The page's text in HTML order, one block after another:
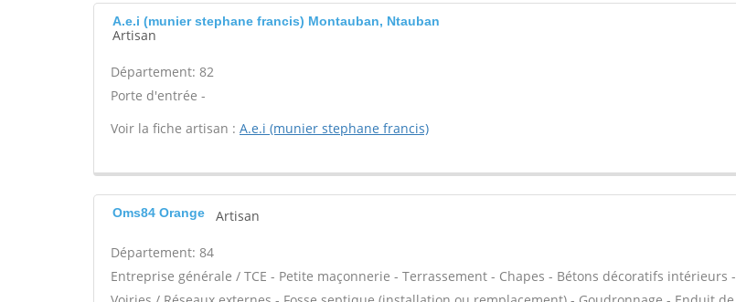
A.e.i (munier stephane francis) Montauban, Ntauban
Artisan
Département: 82
Porte d'entrée -
Voir la fiche artisan : A.e.i (munier stephane francis)
Oms84 Orange Artisan
Département: 84
Entreprise générale / TCE - Petite maçonnerie - Terrassement - Chapes - Bétons décoratifs intérieurs -